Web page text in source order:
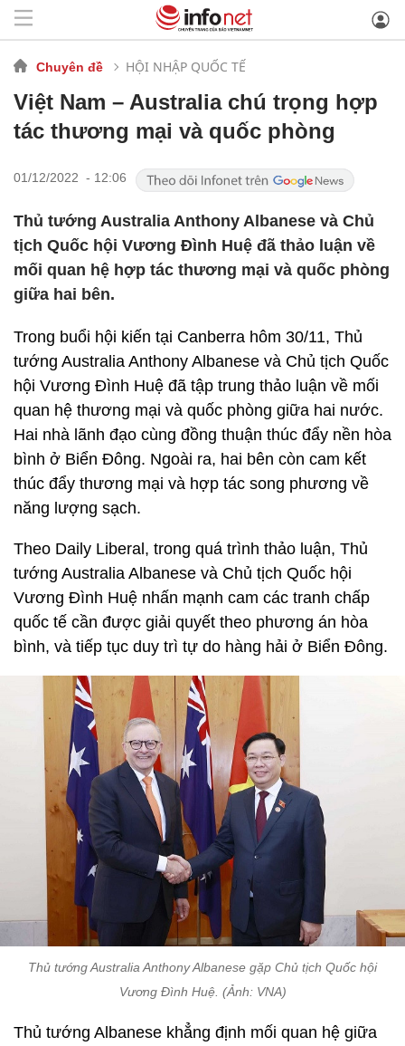
Chuyên đề HỘI NHẬP QUỐC TẾ
Việt Nam – Australia chú trọng hợp
tác thương mại và quốc phòng
01/12/2022 - 12:06
Thủ tướng Australia Anthony Albanese và Chủ
tịch Quốc hội Vương Đình Huệ đã thảo luận về
mối quan hệ hợp tác thương mại và quốc phòng
giữa hai bên.
Trong buổi hội kiến tại Canberra hôm 30/11, Thủ
tướng Australia Anthony Albanese và Chủ tịch Quốc
hội Vương Đình Huệ đã tập trung thảo luận về mối
quan hệ thương mại và quốc phòng giữa hai nước.
Hai nhà lãnh đạo cùng đồng thuận thúc đẩy nền hòa
bình ở Biển Đông. Ngoài ra, hai bên còn cam kết
thúc đẩy thương mại và hợp tác song phương về
năng lượng sạch.
Theo Daily Liberal, trong quá trình thảo luận, Thủ
tướng Australia Albanese và Chủ tịch Quốc hội
Vương Đình Huệ nhấn mạnh cam các tranh chấp
quốc tế cần được giải quyết theo phương án hòa
bình, và tiếp tục duy trì tự do hàng hải ở Biển Đông.
Thủ tướng Australia Anthony Albanese gặp Chủ tịch Quốc hội
Vương Đình Huệ. (Ảnh: VNA)
Thủ tướng Albanese khẳng định mối quan hệ giữa